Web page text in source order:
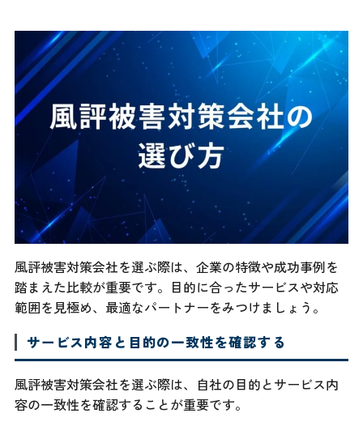
風評被害対策会社を選ぶ際は、企業の特徴や成功事例を
踏まえた比較が重要です。目的に合ったサービスや対応
範囲を見極め、最適なパートナーをみつけましょう。
サービス内容と目的の一致性を確認する
風評被害対策会社を選ぶ際は、自社の目的とサービス内
容の一致性を確認することが重要です。